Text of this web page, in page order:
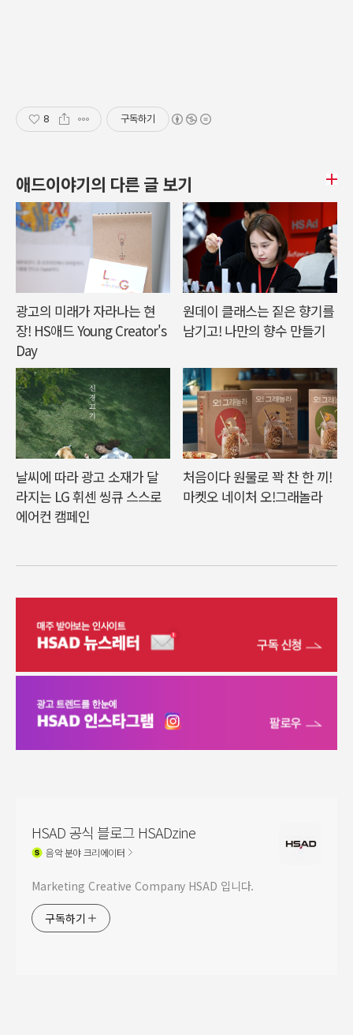
8 구독하기
애드이야기의 다른 글 보기
광고의 미래가 자라나는 현
장! HS애드 Young Creator's
Day
원데이 클래스는 짙은 향기를
남기고! 나만의 향수 만들기
날씨에 따라 광고 소재가 달
라지는 LG 휘센 씽큐 스스로
에어컨 캠페인
처음이다 원물로 꽉 찬 한 끼!
마켓오 네이처 오!그래놀라
HSAD 공식 블로그 HSADzine
음악분야 크리에이터
Marketing Creative Company HSAD 입니다.
구독하기